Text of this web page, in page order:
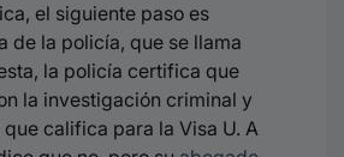
el siguiente paso es
de la policía, que se llama
la policía certifica que
la investigación criminal y
califica para la Visa U. A